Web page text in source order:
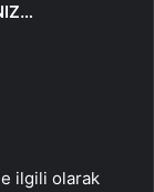
ilgili olarak